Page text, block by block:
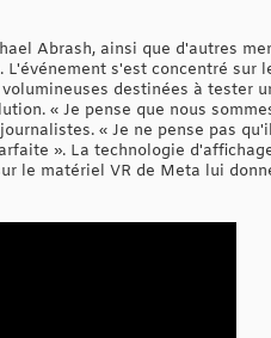
Abrash, ainsi que d'autres
s'est concentré sur
destinées à tester
« Je pense que nous
« Je ne pense pas
». La technologie
le matériel VR de Meta lui